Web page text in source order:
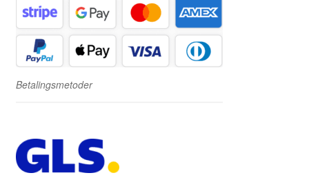
Betalingsmetoder